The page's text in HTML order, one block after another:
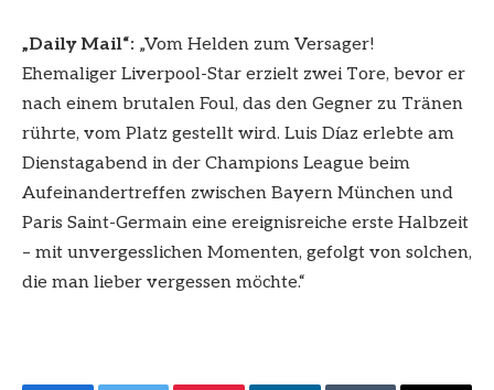
„Daily Mail“: „Vom Helden zum Versager!
Ehemaliger Liverpool-Star erzielt zwei Tore, bevor er
nach einem brutalen Foul, das den Gegner zu Tränen
rührte, vom Platz gestellt wird. Luis Díaz erlebte am
Dienstagabend in der Champions League beim
Aufeinandertreffen zwischen Bayern München und
Paris Saint-Germain eine ereignisreiche erste Halbzeit
– mit unvergesslichen Momenten, gefolgt von solchen,
die man lieber vergessen möchte.“